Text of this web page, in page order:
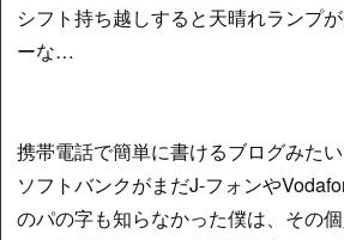
シフト持ち越しすると天晴れランプ
ーな…
携帯電話で簡単に書けるブログみたい
ソフトバンクがまだJ-フォンや
のパの字も知らなかった僕は、その